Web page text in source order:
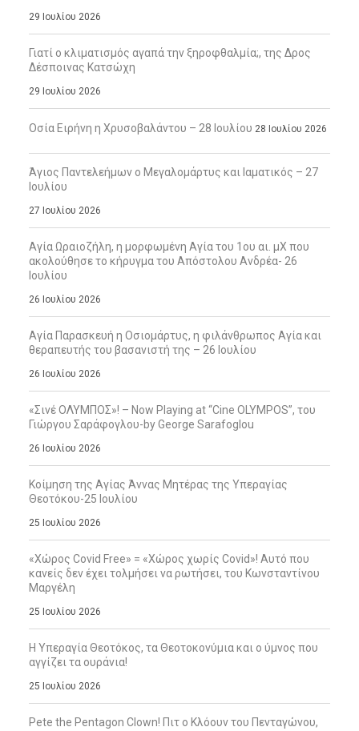
29 Ιουλίου 2026
Γιατί ο κλιματισμός αγαπά την ξηροφθαλμία;, της Δρος
Δέσποινας Κατσώχη
29 Ιουλίου 2026
Οσία Ειρήνη η Χρυσοβαλάντου – 28 Ιουλίου 28 Ιουλίου 2026
Άγιος Παντελεήμων ο Μεγαλομάρτυς και Ιαματικός – 27
Ιουλίου
27 Ιουλίου 2026
Αγία Ωραιοζήλη, η μορφωμένη Αγία του 1ου αι. μΧ που
ακολούθησε το κήρυγμα του Απόστολου Ανδρέα- 26
Ιουλίου
26 Ιουλίου 2026
Αγία Παρασκευή η Οσιομάρτυς, η φιλάνθρωπος Αγία και
θεραπευτής του βασανιστή της – 26 Ιουλίου
26 Ιουλίου 2026
«Σινέ ΟΛΥΜΠΟΣ»! – Now Playing at “Cine OLYMPOS”, του
Γιώργου Σαράφογλου-by George Sarafoglou
26 Ιουλίου 2026
Κοίμηση της Αγίας Άννας Μητέρας της Υπεραγίας
Θεοτόκου-25 Ιουλίου
25 Ιουλίου 2026
«Χώρος Covid Free» = «Χώρος χωρίς Covid»! Αυτό που
κανείς δεν έχει τολμήσει να ρωτήσει, του Κωνσταντίνου
Μαργέλη
25 Ιουλίου 2026
Η Υπεραγία Θεοτόκος, τα Θεοτοκονύμια και ο ύμνος που
αγγίζει τα ουράνια!
25 Ιουλίου 2026
Pete the Pentagon Clown! Πιτ ο Κλόουν του Πενταγώνου,